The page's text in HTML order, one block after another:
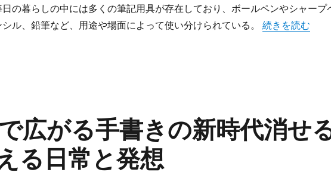
日の暮らしの中には多くの筆記用具が存在しており、ボールペンやシャープ
シル、鉛筆など、用途や場面によって使い分けられている。 “フリクション
続きを読む
広がる手書きの新時代消せ
る日常と発想